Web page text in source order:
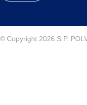
© Copyright 2026 S.P.